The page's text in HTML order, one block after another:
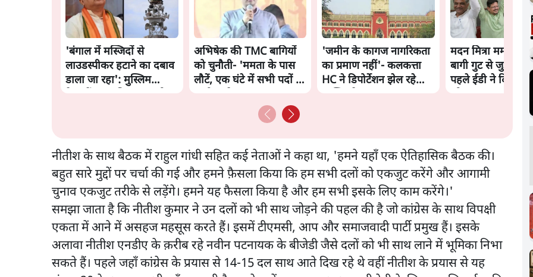
'बंगाल में मस्जिदों से
लाउडस्पीकर हटाने का दबाव
डाला जा रहा': मुस्लिम
अभिषेक की TMC बागियों
को चुनौती- 'ममता के पास
लौटें, एक घंटे में सभी पदों से
'जमीन के कागज नागरिकता
का प्रमाण नहीं'- कलकत्ता
HC ने डिपोर्टेशन झेल रहे
मदन मित्रा ममता
बागी गुट से जुड़े, एक
पहले ईडी ने दिया था
नीतीश के साथ बैठक में राहुल गांधी सहित कई नेताओं ने कहा था, 'हमने यहाँ एक ऐतिहासिक बैठक की।
बहुत सारे मुद्दों पर चर्चा की गई और हमने फ़ैसला किया कि हम सभी दलों को एकजुट करेंगे और आगामी
चुनाव एकजुट तरीके से लड़ेंगे। हमने यह फैसला किया है और हम सभी इसके लिए काम करेंगे।'
समझा जाता है कि नीतीश कुमार ने उन दलों को भी साथ जोड़ने की पहल की है जो कांग्रेस के साथ विपक्षी
एकता में आने में असहज महसूस करते हैं। इसमें टीएमसी, आप और समाजवादी पार्टी प्रमुख हैं। इसके
अलावा नीतीश एनडीए के क़रीब रहे नवीन पटनायक के बीजेडी जैसे दलों को भी साथ लाने में भूमिका निभा
सकते हैं। पहले जहाँ कांग्रेस के प्रयास से 14-15 दल साथ आते दिख रहे थे वहीं नीतीश के प्रयास से यह